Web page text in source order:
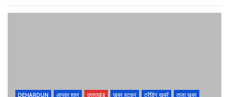
DEHARDUN आपका शहर उत्तराखंड खबर हटकर ट्रेंडिंग खबरें
ताज़ा ख़बर